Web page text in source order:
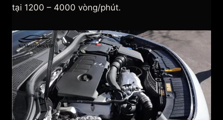
tại 1200 – 4000 vòng/phút.